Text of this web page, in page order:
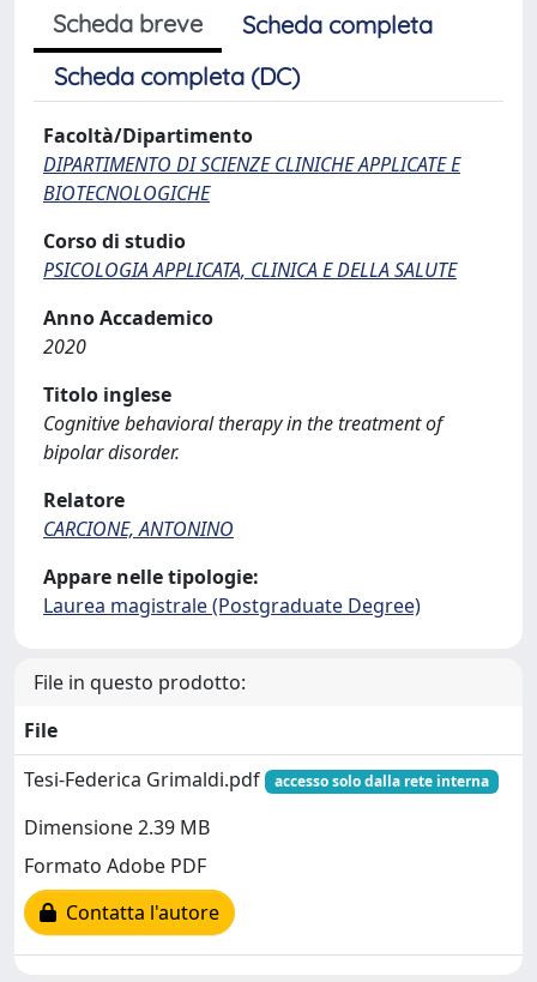
Scheda breve
Scheda completa
Scheda completa (DC)
Facoltà/Dipartimento
DIPARTIMENTO DI SCIENZE CLINICHE APPLICATE E
BIOTECNOLOGICHE
Corso di studio
PSICOLOGIA APPLICATA, CLINICA E DELLA SALUTE
Anno Accademico
2020
Titolo inglese
Cognitive behavioral therapy in the treatment of
bipolar disorder.
Relatore
CARCIONE, ANTONINO
Appare nelle tipologie:
Laurea magistrale (Postgraduate Degree)
File in questo prodotto:
File
Tesi-Federica Grimaldi.pdf
accesso solo dalla rete interna
Dimensione 2.39 MB
Formato Adobe PDF
Contatta l'autore